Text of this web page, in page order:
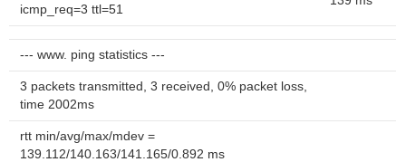
icmp_req=3 ttl=51
--- www. ping statistics ---
3 packets transmitted, 3 received, 0% packet loss,
time 2002ms
rtt min/avg/max/mdev =
139.112/140.163/141.165/0.892 ms